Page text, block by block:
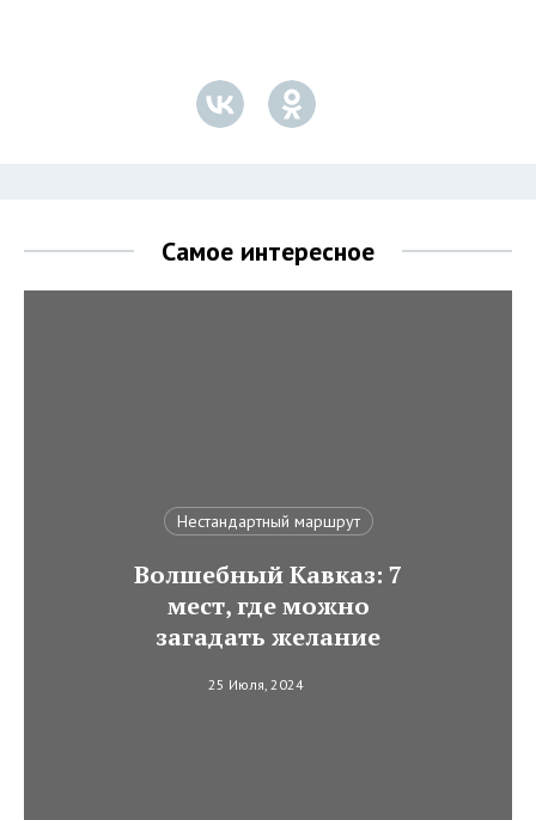
Самое интересное
Нестандартный маршрут
Волшебный Кавказ: 7
мест, где можно
загадать желание
25 Июля, 2024